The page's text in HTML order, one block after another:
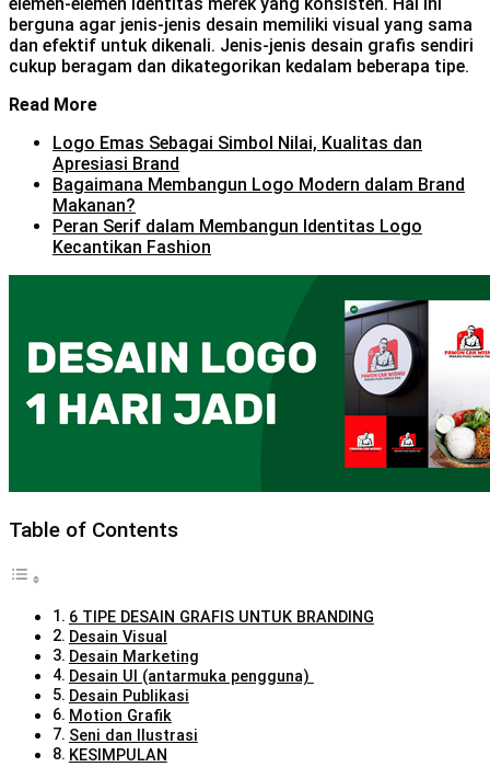
berguna agar jenis-jenis desain memiliki visual yang sama
dan efektif untuk dikenali. Jenis-jenis desain grafis sendiri
cukup beragam dan dikategorikan kedalam beberapa tipe.
Read More
Logo Emas Sebagai Simbol Nilai, Kualitas dan
Apresiasi Brand
Bagaimana Membangun Logo Modern dalam Brand
Makanan?
Peran Serif dalam Membangun Identitas Logo
Kecantikan Fashion
Table of Contents
6 TIPE DESAIN GRAFIS UNTUK BRANDING
Desain Visual
Desain Marketing
Desain UI (antarmuka pengguna)
Desain Publikasi
Motion Grafik
Seni dan Ilustrasi
KESIMPULAN